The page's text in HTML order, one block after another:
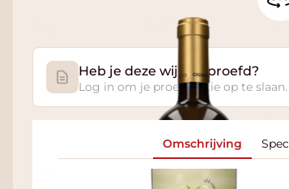
Heb je deze wijn geproefd?
Log in om je proefnotitie op te slaan.
Omschrijving